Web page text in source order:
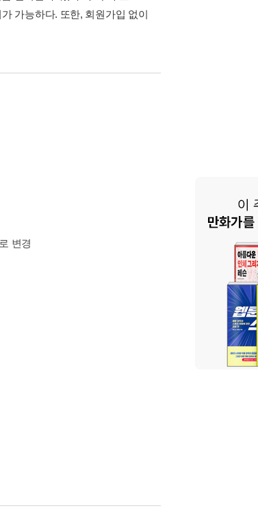
가능하다. 또한, 회원가입 없이
변경